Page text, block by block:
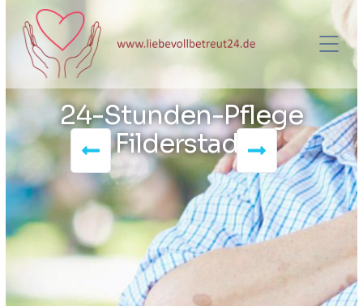
24-Stunden-Pflege
Filderstadt